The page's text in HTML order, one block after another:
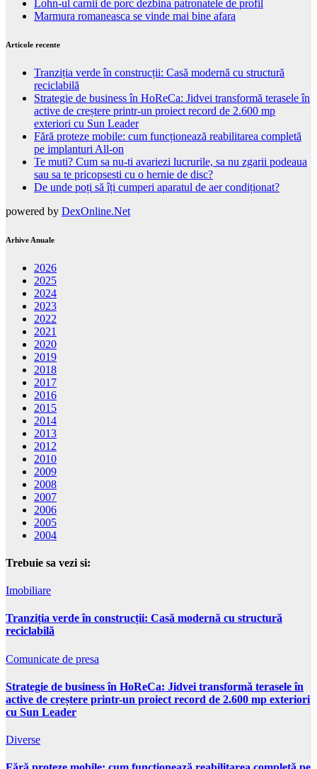
Lohn-ul carnii de porc dezbina patronatele de profil
Marmura romaneasca se vinde mai bine afara
Articole recente
Tranziția verde în construcții: Casă modernă cu structură
reciclabilă
Strategie de business în HoReCa: Jidvei transformă terasele în
active de creștere printr-un proiect record de 2.600 mp
exteriori cu Sun Leader
Fără proteze mobile: cum funcționează reabilitarea completă
pe implanturi All-on
Te muti? Cum sa nu-ti avariezi lucrurile, sa nu zgarii podeaua
sau sa te pricopsesti cu o hernie de disc?
De unde poți să îți cumperi aparatul de aer condiționat?
powered by DexOnline.Net
Arhive Anuale
2026
2025
2024
2023
2022
2021
2020
2019
2018
2017
2016
2015
2014
2013
2012
2010
2009
2008
2007
2006
2005
2004
Trebuie sa vezi si:
Imobiliare
Tranziția verde în construcții: Casă modernă cu structură
reciclabilă
Comunicate de presa
Strategie de business în HoReCa: Jidvei transformă terasele în
active de creștere printr-un proiect record de 2.600 mp exteriori
cu Sun Leader
Diverse